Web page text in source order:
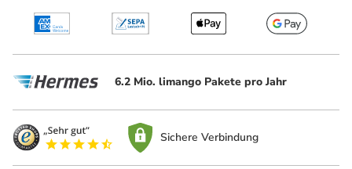
6.2 Mio. limango Pakete pro Jahr
Sichere Verbindung